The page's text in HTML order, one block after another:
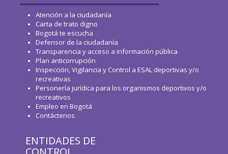
Atención a la ciudadanía
Carta de trato digno
Bogotá te escucha
Defensor de la ciudadanía
Transparencia y acceso a información pública
Plan anticorrupción
Inspección, Vigilancia y Control a ESAL deportivas y/o
recreativas
Personería jurídica para los organismos deportivos y/o
recreativos
Empleo en Bogotá
Contáctenos
ENTIDADES DE